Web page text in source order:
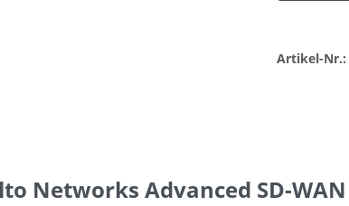
Artikel-Nr.:
Networks Advanced SD-